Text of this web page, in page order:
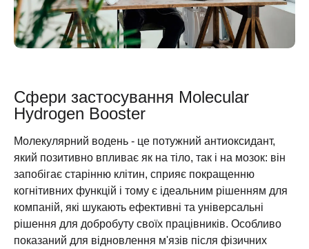
Сфери застосування Molecular
Hydrogen Booster
Молекулярний водень - це потужний антиоксидант,
який позитивно впливає як на тіло, так і на мозок: він
запобігає старінню клітин, сприяє покращенню
когнітивних функцій і тому є ідеальним рішенням для
компаній, які шукають ефективні та універсальні
рішення для добробуту своїх працівників. Особливо
показаний для відновлення м'язів після фізичних